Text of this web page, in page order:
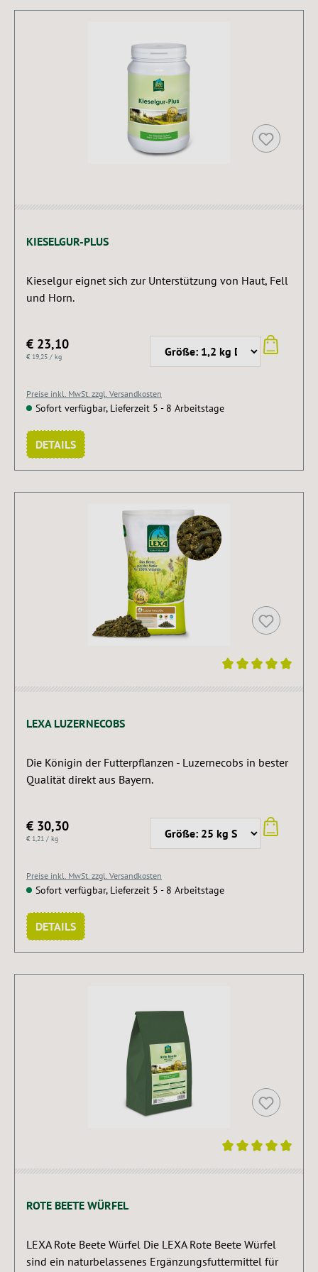
KIESELGUR-PLUS
Kieselgur eignet sich zur Unterstützung von Haut, Fell
und Horn.
€ 23,10
€ 19,25 / kg
Preise inkl. MwSt. zzgl. Versandkosten
Sofort verfügbar, Lieferzeit 5 - 8 Arbeitstage
DETAILS
LEXA LUZERNECOBS
Die Königin der Futterpflanzen - Luzernecobs in bester
Qualität direkt aus Bayern.
€ 30,30
€ 1,21 / kg
Preise inkl. MwSt. zzgl. Versandkosten
Sofort verfügbar, Lieferzeit 5 - 8 Arbeitstage
DETAILS
ROTE BEETE WÜRFEL
LEXA Rote Beete Würfel Die LEXA Rote Beete Würfel
sind ein naturbelassenes Ergänzungsfuttermittel für